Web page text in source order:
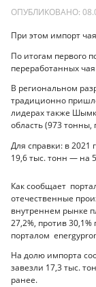
ОПУБЛИКОВАНО:
При этом импорт
По итогам первого
переработанных
В региональном
традиционно
лидерах также
область (973 тонны,
Для справки: в 2021
19,6 тыс. тонн — на
Как сообщает
отечественные
внутреннем рынке
27,2%, против
порталом
На долю импорта
завезли 17,3 тыс.
ранее.